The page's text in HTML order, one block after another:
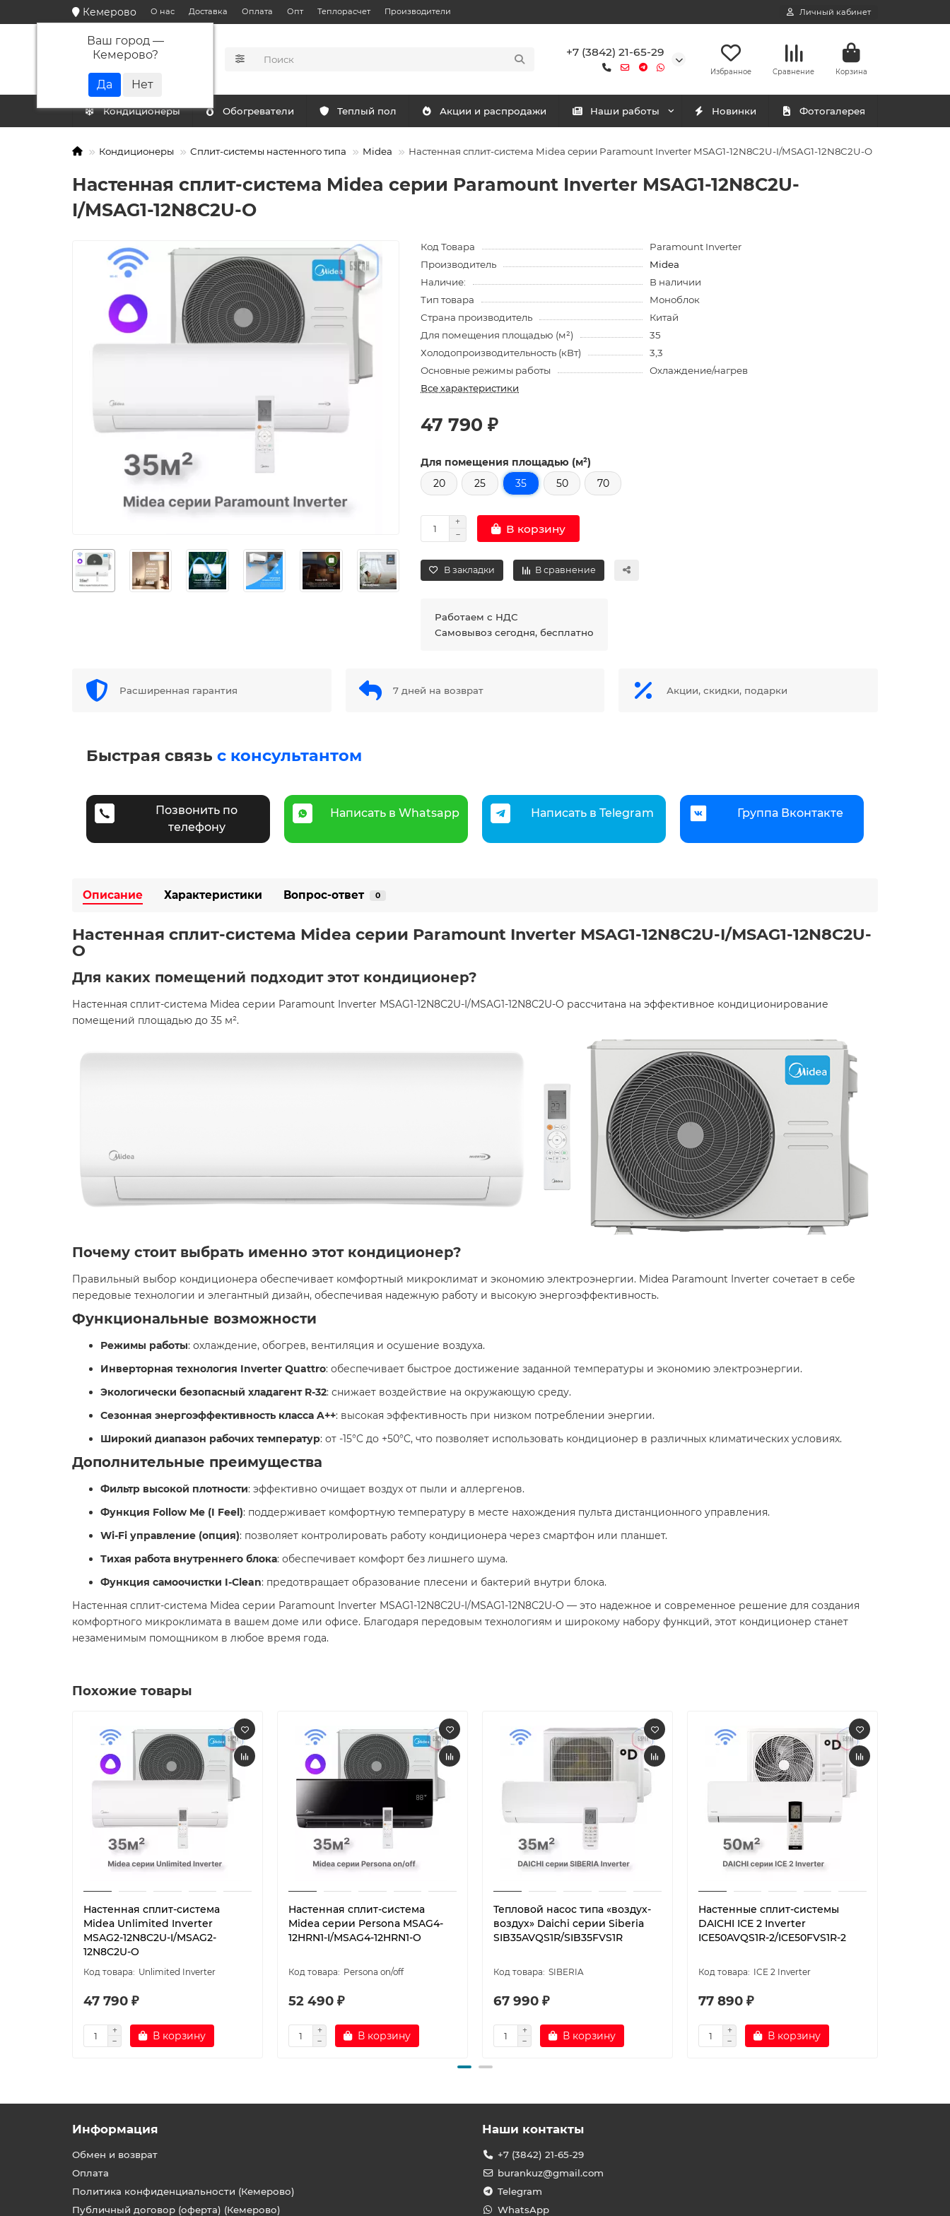
Кемерово
Ваш город —
Кемерово?
О нас Доставка Оплата Опт Теплорасчет Производители Личный кабинет
КАТАЛОГ
+7 (3842) 21-65-29
Избранное Сравнение Корзина
Кондиционеры Обогреватели Теплый пол Акции и распродажи Наши работы Новинки Фотогалерея
Кондиционеры Сплит-системы настенного типа Midea Настенная сплит-система Midea серии Paramount Inverter MSAG1-12N8C2U-I/MSAG1-12N8C2U-O
Настенная сплит-система Midea серии Paramount Inverter MSAG1-12N8C2U-
I/MSAG1-12N8C2U-O
Код Товара
Paramount Inverter
Производитель
Midea
Наличие:
В наличии
Тип товара
Моноблок
Страна производитель
Китай
Для помещения площадью (м²)
35
Холодопроизводительность (кВт)
3,3
Основные режимы работы
Охлаждение/нагрев
Все характеристики
47 790 ₽
Для помещения площадью (м²)
20
25 35 50 70
В корзину
В закладки В сравнение
Работаем с НДС
Самовывоз сегодня, бесплатно
Расширенная гарантия 7 дней на возврат Акции, скидки, подарки
Быстрая связь с консультантом
Позвонить по
телефону
Написать в Whatsapp Написать в Telegram Группа Вконтакте
Описание Характеристики Вопрос-ответ 0
Настенная сплит-система Midea серии Paramount Inverter MSAG1-12N8C2U-I/MSAG1-12N8C2U-
O
Для каких помещений подходит этот кондиционер?
Настенная сплит-система Midea серии Paramount Inverter MSAG1-12N8C2U-I/MSAG1-12N8C2U-O рассчитана на эффективное кондиционирование
помещений площадью до 35 м². ​
Почему стоит выбрать именно этот кондиционер?
Правильный выбор кондиционера обеспечивает комфортный микроклимат и экономию электроэнергии. Midea Paramount Inverter сочетает в себе
передовые технологии и элегантный дизайн, обеспечивая надежную работу и высокую энергоэффективность. ​
Функциональные возможности
Режимы работы: охлаждение, обогрев, вентиляция и осушение воздуха.​
Инверторная технология Inverter Quattro: обеспечивает быстрое достижение заданной температуры и экономию электроэнергии.​
Экологически безопасный хладагент R-32: снижает воздействие на окружающую среду.​
Сезонная энергоэффективность класса A++: высокая эффективность при низком потреблении энергии.​
Широкий диапазон рабочих температур: от -15°C до +50°C, что позволяет использовать кондиционер в различных климатических условиях. ​
Дополнительные преимущества
Фильтр высокой плотности: эффективно очищает воздух от пыли и аллергенов.​
Функция Follow Me (I Feel): поддерживает комфортную температуру в месте нахождения пульта дистанционного управления.​
Wi-Fi управление (опция): позволяет контролировать работу кондиционера через смартфон или планшет.​
Тихая работа внутреннего блока: обеспечивает комфорт без лишнего шума.​
Функция самоочистки I-Clean: предотвращает образование плесени и бактерий внутри блока. ​
Настенная сплит-система Midea серии Paramount Inverter MSAG1-12N8C2U-I/MSAG1-12N8C2U-O — это надежное и современное решение для создания
комфортного микроклимата в вашем доме или офисе. Благодаря передовым технологиям и широкому набору функций, этот кондиционер станет
незаменимым помощником в любое время года.​
Похожие товары
Настенная сплит-система
Midea Unlimited Inverter
MSAG2-12N8C2U-I/MSAG2-
12N8C2U-O
Unlimited Inverter
47 790 ₽
В корзину
Настенная сплит-система
Midea серии Persona MSAG4-
12HRN1-I/MSAG4-12HRN1-O
Persona on/off
52 490 ₽
В корзину
Тепловой насос типа «воздух-
воздух» Daichi серии Siberia
SIB35AVQS1R/SIB35FVS1R
SIBERIA
67 990 ₽
В корзину
Настенные сплит-системы
DAICHI ICE 2 Inverter
ICE50AVQS1R-2/ICE50FVS1R-2
ICE 2 Inverter
77 890 ₽
В корзину
Информация
Обмен и возврат
Оплата
Политика конфиденциальности (Кемерово)
Публичный договор (оферта) (Кемерово)
Наши контакты
+7 (3842) 21-65-29
burankuz@gmail.com
Telegram
WhatsApp